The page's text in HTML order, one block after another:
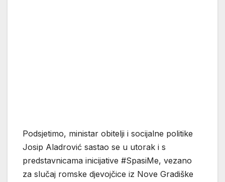
Podsjetimo, ministar obitelji i socijalne politike
Josip Aladrović sastao se u utorak i s
predstavnicama inicijative #SpasiMe, vezano
za slučaj romske djevojčice iz Nove Gradiške